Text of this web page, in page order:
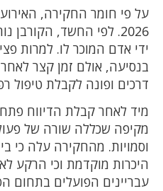
2026. לפי החשד,
ידי אדם המוכר לו. למרות
בנסיעה, אולם זמן קצר
דרכים ופונה לקבלת טיפול
מיד לאחר קבלת הדיווח
מקיפה שכללה שורה של
וסמויות. מהחקירה עלה כי
היכרות מוקדמת וכי הרקע
עבריינים הפועלים בתחום